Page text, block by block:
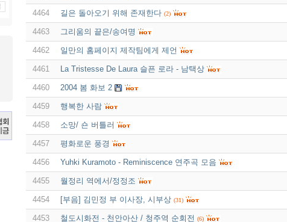
4464 길은 돌아오기 위해 존재한다 (2)
4463 그리움의 끝은/송여명
4462 일만의 홈페이지 제작팀에게 제언
4461 La Tristesse De Laura 슬픈 로라 - 남택상
4460 2004 봄 화보 2
4459 행복한 사람
4458 소망/ 숀 버틀러
4457 평화로운 풍경
4456 Yuhki Kuramoto - Reminiscence 연주곡 모음
4455 월정리 역에서/정정조
4454 [부음] 김민정 부 이사장, 시부상 (31)
4453 철도시화전 - 천안아산 / 청주역 순회전 (6)